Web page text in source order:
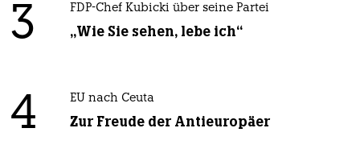
3 FDP-Chef Kubicki über seine Partei
„Wie Sie sehen, lebe ich“
4 EU nach Ceuta
Zur Freude der Antieuropäer